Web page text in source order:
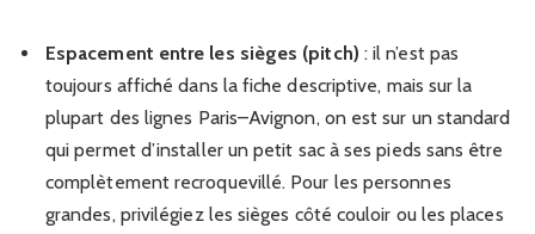
Espacement entre les sièges (pitch) : il n’est pas
toujours affiché dans la fiche descriptive, mais sur la
plupart des lignes Paris–Avignon, on est sur un standard
qui permet d’installer un petit sac à ses pieds sans être
complètement recroquevillé. Pour les personnes
grandes, privilégiez les sièges côté couloir ou les places